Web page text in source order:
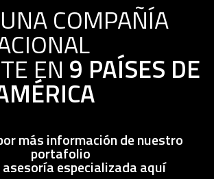
COMPAÑÍA
EN 9 PAÍSES DE
más información de nuestro
portafolio
asesoría especializada aquí